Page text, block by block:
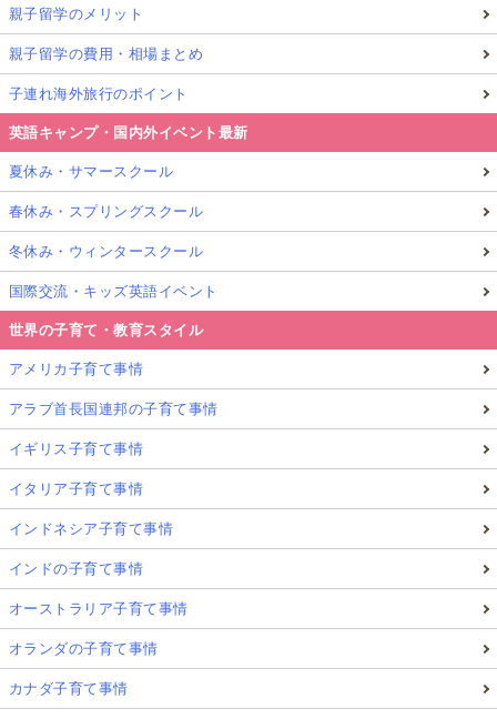
親子留学のメリット
親子留学の費用・相場まとめ
子連れ海外旅行のポイント
英語キャンプ・国内外イベント最新
夏休み・サマースクール
春休み・スプリングスクール
冬休み・ウィンタースクール
国際交流・キッズ英語イベント
世界の子育て・教育スタイル
アメリカ子育て事情
アラブ首長国連邦の子育て事情
イギリス子育て事情
イタリア子育て事情
インドネシア子育て事情
インドの子育て事情
オーストラリア子育て事情
オランダの子育て事情
カナダ子育て事情